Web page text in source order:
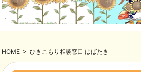
HOME > ひきこもり相談窓口 はばたき